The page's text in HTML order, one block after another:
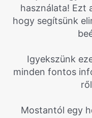
használata! Ezt
hogy segítsünk
Igyekszünk
minden fontos
Mostantól egy